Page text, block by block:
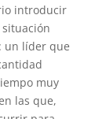
introducir
un líder que
muy
las que,